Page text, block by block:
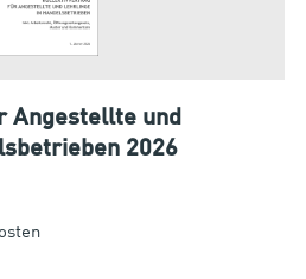
Angestellte und
2026